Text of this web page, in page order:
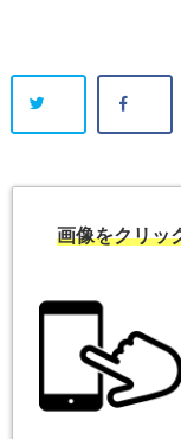
画像をクリッ